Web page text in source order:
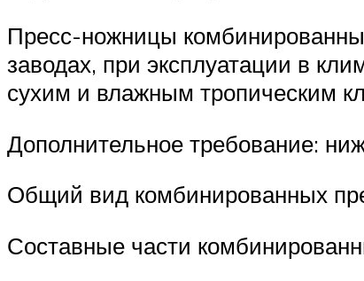
Пресс-ножницы
заводах, при эксплуатации в
сухим и влажным тропическим
Дополнительное требование:
Общий вид комбинированных
Составные части